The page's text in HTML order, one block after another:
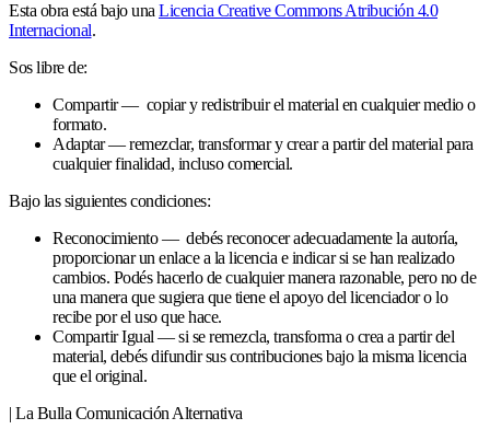
Esta obra está bajo una Licencia Creative Commons Atribución 4.0
Internacional.
Sos libre de:
Compartir — copiar y redistribuir el material en cualquier medio o
formato.
Adaptar — remezclar, transformar y crear a partir del material para
cualquier finalidad, incluso comercial.
Bajo las siguientes condiciones:
Reconocimiento — debés reconocer adecuadamente la autoría,
proporcionar un enlace a la licencia e indicar si se han realizado
cambios. Podés hacerlo de cualquier manera razonable, pero no de
una manera que sugiera que tiene el apoyo del licenciador o lo
recibe por el uso que hace.
Compartir Igual — si se remezcla, transforma o crea a partir del
material, debés difundir sus contribuciones bajo la misma licencia
que el original.
| La Bulla Comunicación Alternativa